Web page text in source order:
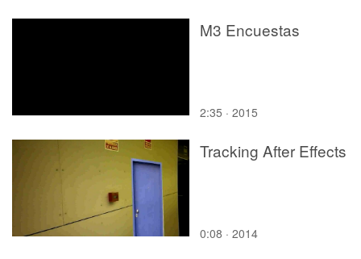
M3 Encuestas
2:35 · 2015
Tracking After Effects
0:08 · 2014